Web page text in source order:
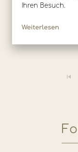
Ihren Besuch.
Weiterlesen